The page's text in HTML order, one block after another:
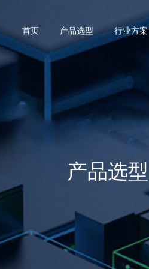
首页 产品选型 行业方案
产品选型